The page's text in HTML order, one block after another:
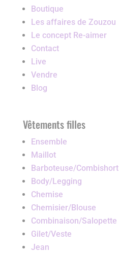
Boutique
Les affaires de Zouzou
Le concept Re-aimer
Contact
Live
Vendre
Blog
Vêtements filles
Ensemble
Maillot
Barboteuse/Combishort
Body/Legging
Chemise
Chemisier/Blouse
Combinaison/Salopette
Gilet/Veste
Jean